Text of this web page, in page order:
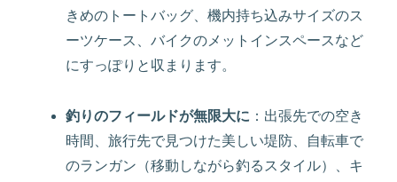
きめのトートバッグ、機内持ち込みサイズのス
ーツケース、バイクのメットインスペースなど
にすっぽりと収まります。
釣りのフィールドが無限大に ：出張先での空き
時間、旅行先で見つけた美しい堤防、自転車で
のランガン（移動しながら釣るスタイル）、キ